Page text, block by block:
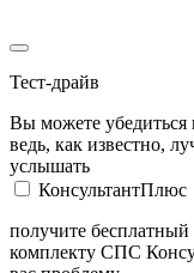
Тест-драйв
Вы можете убедиться
ведь, как известно,
услышать
КонсультантПлюс
получите
комплекту СПС